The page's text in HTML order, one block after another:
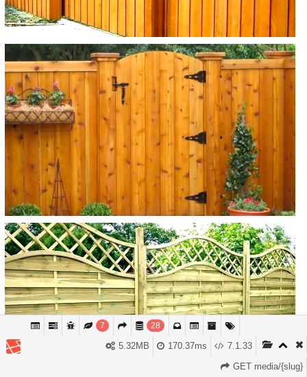
Souhlasím
Tyto stránky používají cookies, které jsou potřebné k fungování
webu a analytice. Setrváním na webu souhlasíte s jejich
7 28
7.1.33
170.37ms
5.32MB
GET media/{slug}